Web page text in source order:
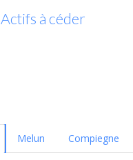
Actifs à céder
Melun Compiegne